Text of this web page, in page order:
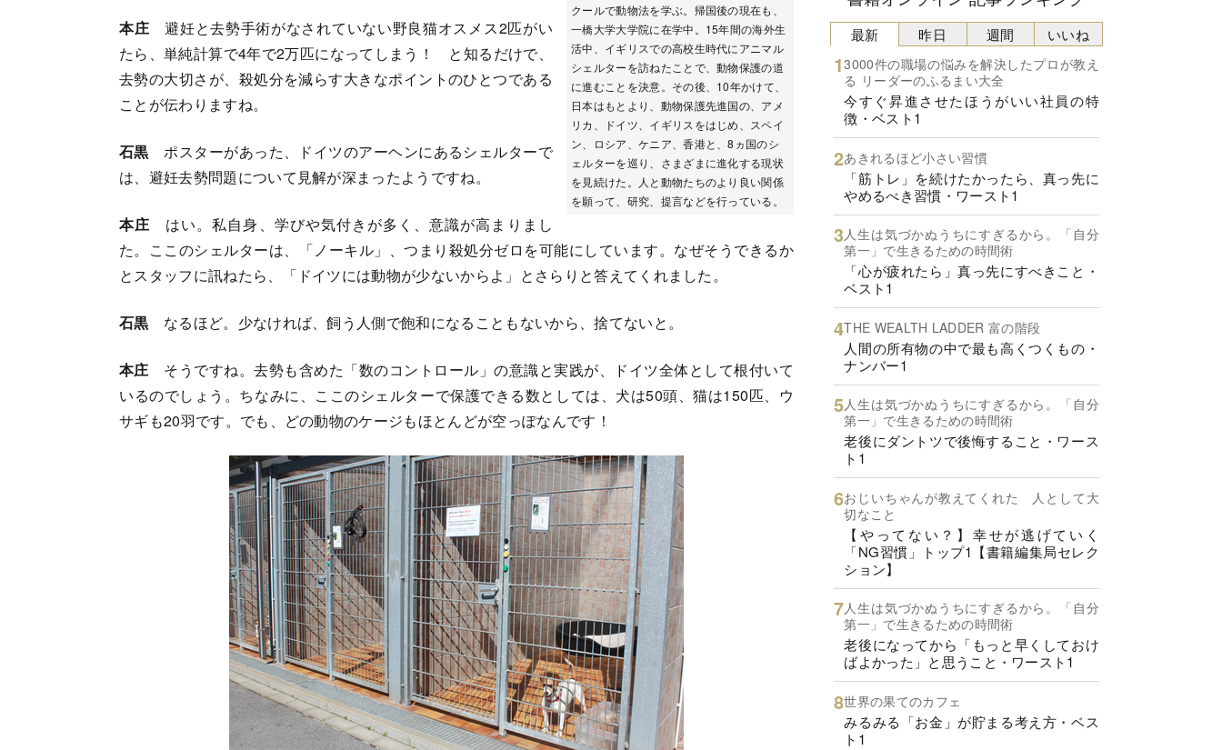
クールで動物法を学ぶ。帰国後の現在も、
一橋大学大学院に在学中。15年間の海外生
活中、イギリスでの高校生時代にアニマル
シェルターを訪ねたことで、動物保護の道
に進むことを決意。その後、10年かけて、
日本はもとより、動物保護先進国の、アメ
リカ、ドイツ、イギリスをはじめ、スペイ
ン、ロシア、ケニア、香港と、8ヵ国のシ
ェルターを巡り、さまざまに進化する現状
を見続けた。人と動物たちのより良い関係
を願って、研究、提言などを行っている。
本庄 避妊と去勢手術がなされていない野良猫オスメス2匹がい
たら、単純計算で4年で2万匹になってしまう！ と知るだけで、
去勢の大切さが、殺処分を減らす大きなポイントのひとつである
ことが伝わりますね。
石黒 ポスターがあった、ドイツのアーヘンにあるシェルターで
は、避妊去勢問題について見解が深まったようですね。
本庄 はい。私自身、学びや気付きが多く、意識が高まりまし
た。ここのシェルターは、「ノーキル」、つまり殺処分ゼロを可能にしています。なぜそうできるか
とスタッフに訊ねたら、「ドイツには動物が少ないからよ」とさらりと答えてくれました。
石黒 なるほど。少なければ、飼う人側で飽和になることもないから、捨てないと。
本庄 そうですね。去勢も含めた「数のコントロール」の意識と実践が、ドイツ全体として根付いて
いるのでしょう。ちなみに、ここのシェルターで保護できる数としては、犬は50頭、猫は150匹、ウ
サギも20羽です。でも、どの動物のケージもほとんどが空っぽなんです！
最新
3000件の職場の悩みを解決したプロが教え
る リーダーのふるまい大全
今すぐ昇進させたほうがいい社員の特
徴・ベスト1
あきれるほど小さい習慣
「筋トレ」を続けたかったら、真っ先に
やめるべき習慣・ワースト1
人生は気づかぬうちにすぎるから。「自分
第一」で生きるための時間術
「心が疲れたら」真っ先にすべきこと・
ベスト1
THE WEALTH LADDER 富の階段
人間の所有物の中で最も高くつくもの・
ナンバー1
人生は気づかぬうちにすぎるから。「自分
第一」で生きるための時間術
老後にダントツで後悔すること・ワース
ト1
おじいちゃんが教えてくれた 人として大
切なこと
【やってない？】幸せが逃げていく
「NG習慣」トップ1【書籍編集局セレク
ション】
人生は気づかぬうちにすぎるから。「自分
第一」で生きるための時間術
老後になってから「もっと早くしておけ
ばよかった」と思うこと・ワースト1
世界の果てのカフェ
みるみる「お金」が貯まる考え方・ベス
ト1
昨日 週間 いいね